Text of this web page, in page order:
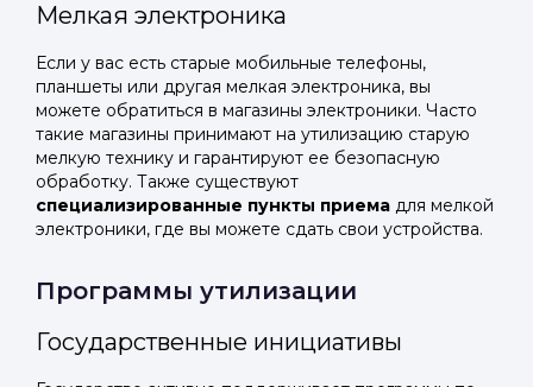
Мелкая электроника
Если у вас есть старые мобильные телефоны,
планшеты или другая мелкая электроника, вы
можете обратиться в магазины электроники. Часто
такие магазины принимают на утилизацию старую
мелкую технику и гарантируют ее безопасную
обработку. Также существуют
специализированные пункты приема для мелкой
электроники, где вы можете сдать свои устройства.
Программы утилизации
Государственные инициативы